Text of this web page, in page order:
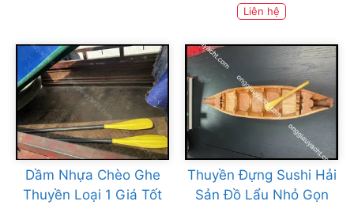
Liên hệ
Dầm Nhựa Chèo Ghe
Thuyền Loại 1 Giá Tốt
Thuyền Đựng Sushi Hải
Sản Đồ Lẩu Nhỏ Gọn